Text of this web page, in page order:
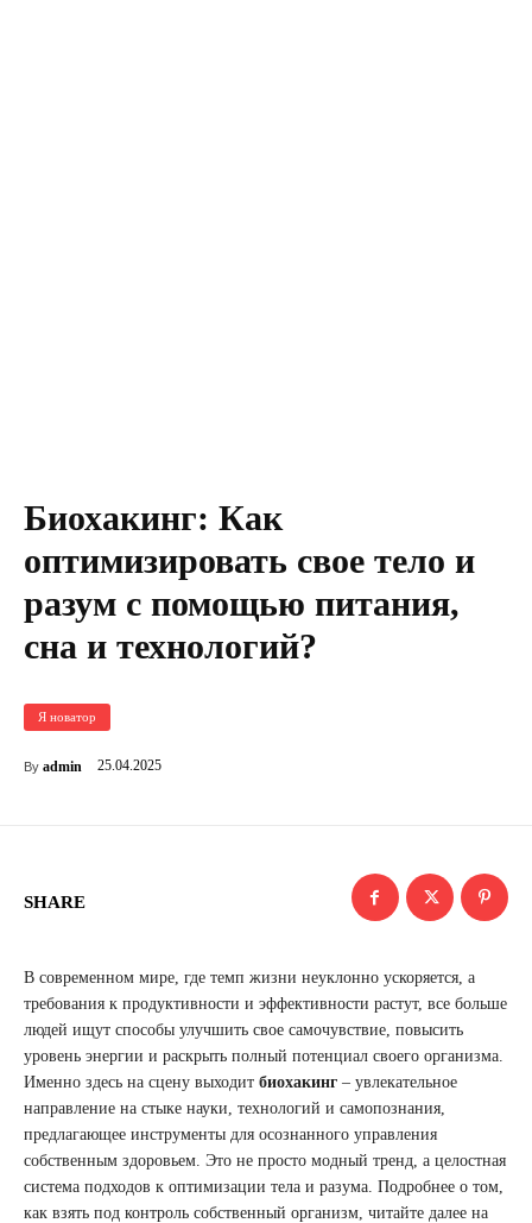
Биохакинг: Как
оптимизировать свое тело и
разум с помощью питания,
сна и технологий?
Я новатор
By admin 25.04.2025
SHARE
В современном мире, где темп жизни неуклонно ускоряется, а
требования к продуктивности и эффективности растут, все больше
людей ищут способы улучшить свое самочувствие, повысить
уровень энергии и раскрыть полный потенциал своего организма.
Именно здесь на сцену выходит биохакинг – увлекательное
направление на стыке науки, технологий и самопознания,
предлагающее инструменты для осознанного управления
собственным здоровьем. Это не просто модный тренд, а целостная
система подходов к оптимизации тела и разума. Подробнее о том,
как взять под контроль собственный организм, читайте далее на